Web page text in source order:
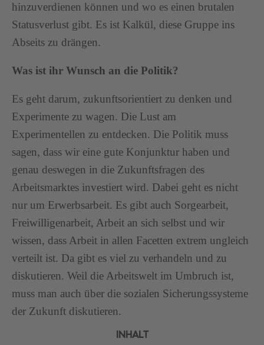
hinzuverdienen können und wo es einen brutalen
Statusverlust gibt. Es ist Kalkül, diese Gruppe ins
Abseits zu drängen.
Was ist ihr Wunsch an die Politik?
Es geht darum, zukunftsorientiert zu denken und
Experimente zu wagen. Die Lust am
Experimentellen zu entdecken. Die Politik muss
sagen, dass wir eine gute Konjunktur haben und
genau deswegen in die Zukunftsfragen des
Arbeitsmarktes investiert wird. Dabei geht es nicht
nur um Erwerbsarbeit. Es gibt auch Sorgearbeit,
Freiwilligenarbeit, Arbeit an sich selbst und wir
wissen, dass Arbeit in allen Facetten extrem ungleich
verteilt ist. Da gibt es viel zu verhandeln und zu
diskutieren. Weil die Arbeitswelt im Umbruch ist,
muss man auch über die sozialen Sicherungssysteme
der Zukunft diskutieren.
INHALT